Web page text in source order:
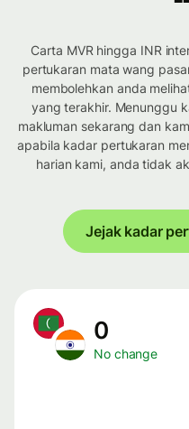
Carta MVR hingga INR
pertukaran mata wang
membolehkan anda
yang terakhir. Menunggu
makluman sekarang dan
apabila kadar pertukaran
harian kami, anda tidak
Jejak kadar
0
No change